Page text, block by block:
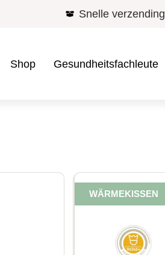
Snelle verzending
Shop Gesundheitsfachleute
WÄRMEKISSEN